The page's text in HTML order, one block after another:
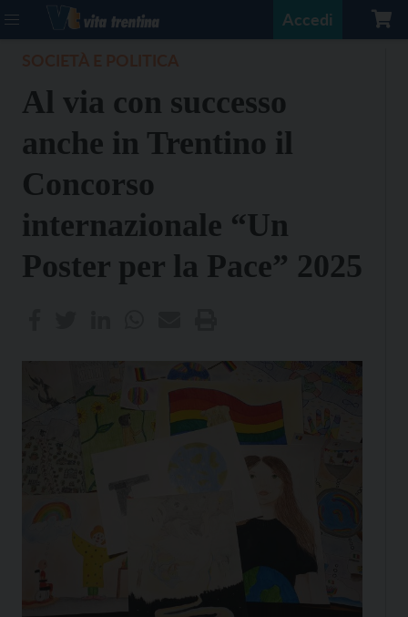
Accedi
Al via con successo
anche in Trentino il
Concorso
internazionale “Un
Poster per la Pace” 2025